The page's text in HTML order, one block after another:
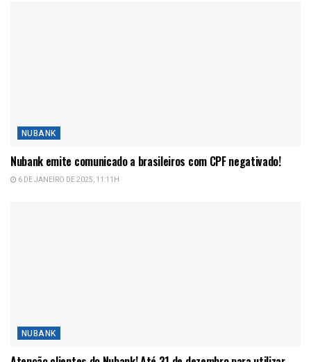
NUBANK
Nubank emite comunicado a brasileiros com CPF negativado!
6 DE JANEIRO DE 2025, 11:11H
NUBANK